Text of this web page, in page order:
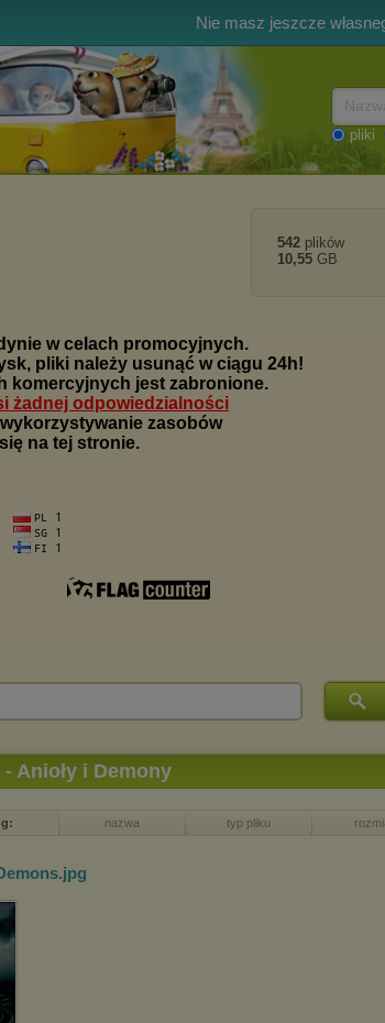
Nie masz jeszcze
pliki
542 plików
10,55 GB
Anioły i Demony
nazwa typ pliku
.jpg